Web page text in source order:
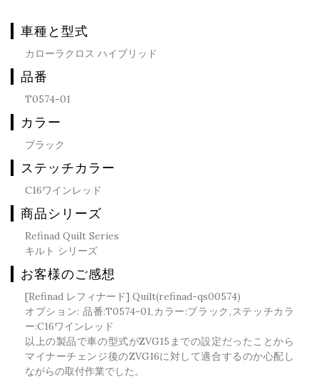
車種と型式
カローラクロス ハイブリッド
品番
T0574-01
カラー
ブラック
ステッチカラー
C16ワインレッド
商品シリーズ
Refinad Quilt Series
キルト シリーズ
お客様のご感想
[Refinad レフィナード] Quilt(refinad-qs00574)
オプション: 品番:T0574-01,カラー:ブラック,ステッチカラ
ー:C16ワインレッド
以上の製品で車の型式がZVG15までの設定だったことから
マイナーチェンジ後のZVG16に対して適合するのか心配し
ながらの取付作業でした。